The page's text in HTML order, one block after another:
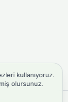
kullanıyoruz.
olursunuz.